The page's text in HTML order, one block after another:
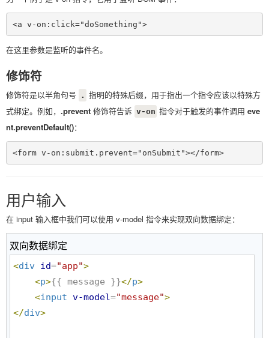
<a v-on:click="doSomething">
在这里参数是监听的事件名。
修饰符
修饰符是以半角句号 . 指明的特殊后缀，用于指出一个指令应该以特殊方
式绑定。例如， .prevent 修饰符告诉 v-on 指令对于触发的事件调用eve
nt.preventDefault()：
<form v-on:submit.prevent="onSubmit"></form>
用户输入
在 input 输入框中我们可以使用 v-model 指令来实现双向数据绑定：
双向数据绑定
<div id="app">
<p>{{ message }}</p>
<input v-model="message">
</div>